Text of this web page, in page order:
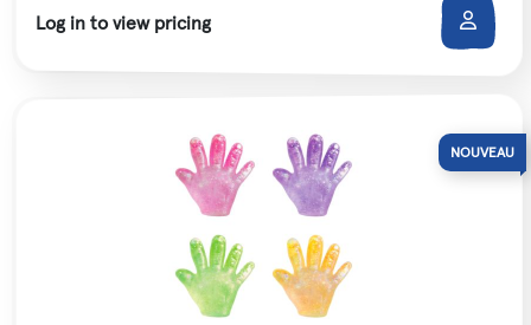
Log in to view pricing